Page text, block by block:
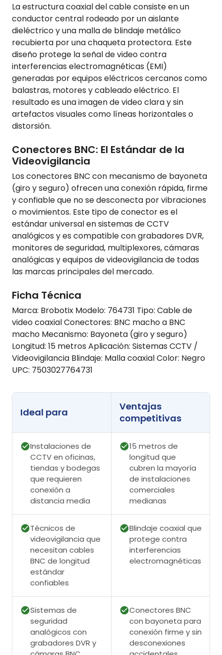
La estructura coaxial del cable consiste en un
conductor central rodeado por un aislante
dieléctrico y una malla de blindaje metálico
recubierta por una chaqueta protectora. Este
diseño protege la señal de video contra
interferencias electromagnéticas (EMI)
generadas por equipos eléctricos cercanos como
balastras, motores y cableado eléctrico. El
resultado es una imagen de video clara y sin
artefactos visuales como líneas horizontales o
distorsión.
Conectores BNC: El Estándar de la
Videovigilancia
Los conectores BNC con mecanismo de bayoneta
(giro y seguro) ofrecen una conexión rápida, firme
y confiable que no se desconecta por vibraciones
o movimientos. Este tipo de conector es el
estándar universal en sistemas de CCTV
analógicos y es compatible con grabadores DVR,
monitores de seguridad, multiplexores, cámaras
analógicas y equipos de videovigilancia de todas
las marcas principales del mercado.
Ficha Técnica
Marca: Brobotix Modelo: 764731 Tipo: Cable de
video coaxial Conectores: BNC macho a BNC
macho Mecanismo: Bayoneta (giro y seguro)
Longitud: 15 metros Aplicación: Sistemas CCTV /
Videovigilancia Blindaje: Malla coaxial Color: Negro
UPC: 7503027764731
Ideal para
Ventajas
competitivas
Instalaciones de
CCTV en oficinas,
tiendas y bodegas
que requieren
conexión a
distancia media
15 metros de
longitud que
cubren la mayoría
de instalaciones
comerciales
medianas
Técnicos de
videovigilancia que
necesitan cables
BNC de longitud
estándar
confiables
Blindaje coaxial que
protege contra
interferencias
electromagnéticas
Sistemas de
seguridad
analógicos con
grabadores DVR y
Conectores BNC
con bayoneta para
conexión firme y sin
desconexiones